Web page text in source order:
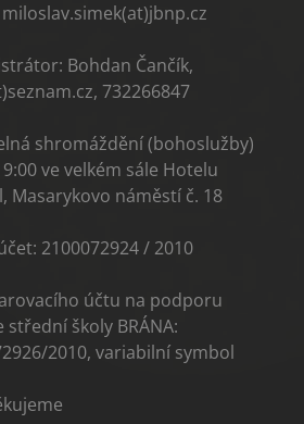
miloslav.simek(at)jbnp.cz
Bohdan Čančík,
732266847
shromáždění (bohoslužby)
ve velkém sále Hotelu
Masarykovo náměstí č. 18
2100072924 / 2010
účtu na podporu
střední školy BRÁNA:
2010, variabilní symbol